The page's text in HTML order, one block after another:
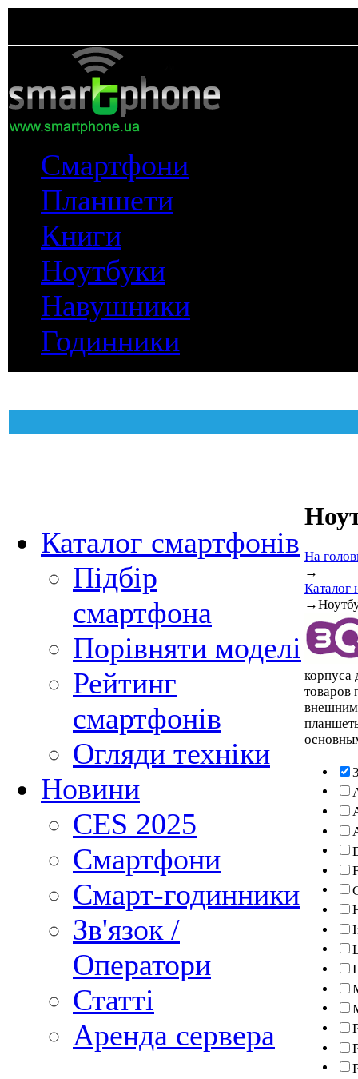
Смартфони
Планшети
Книги
Ноутбуки
Навушники
Годинники
Каталог смартфонів
Підбір
смартфона
Порівняти моделі
Рейтинг
смартфонів
Огляди техніки
Новини
CES 2025
Смартфони
Смарт-годинники
Зв'язок /
Оператори
Статті
Аренда сервера
На
→
Каталог
→
корпуса
товаров